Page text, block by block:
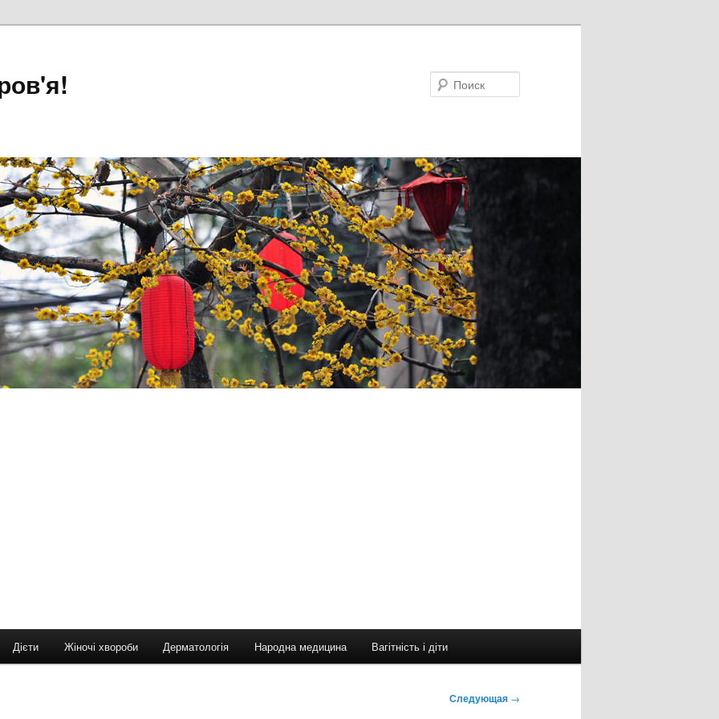
Дієти Жіночі хвороби Дерматологія Народна медицина Вагітність і діти
Следующая →